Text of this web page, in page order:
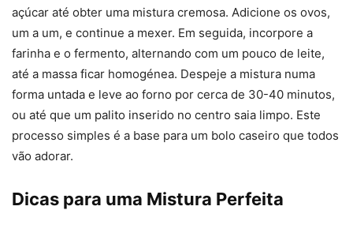
açúcar até obter uma mistura cremosa. Adicione os ovos,
um a um, e continue a mexer. Em seguida, incorpore a
farinha e o fermento, alternando com um pouco de leite,
até a massa ficar homogénea. Despeje a mistura numa
forma untada e leve ao forno por cerca de 30-40 minutos,
ou até que um palito inserido no centro saia limpo. Este
processo simples é a base para um bolo caseiro que todos
vão adorar.
Dicas para uma Mistura Perfeita